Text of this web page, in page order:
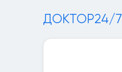
ДОКТОР24/7